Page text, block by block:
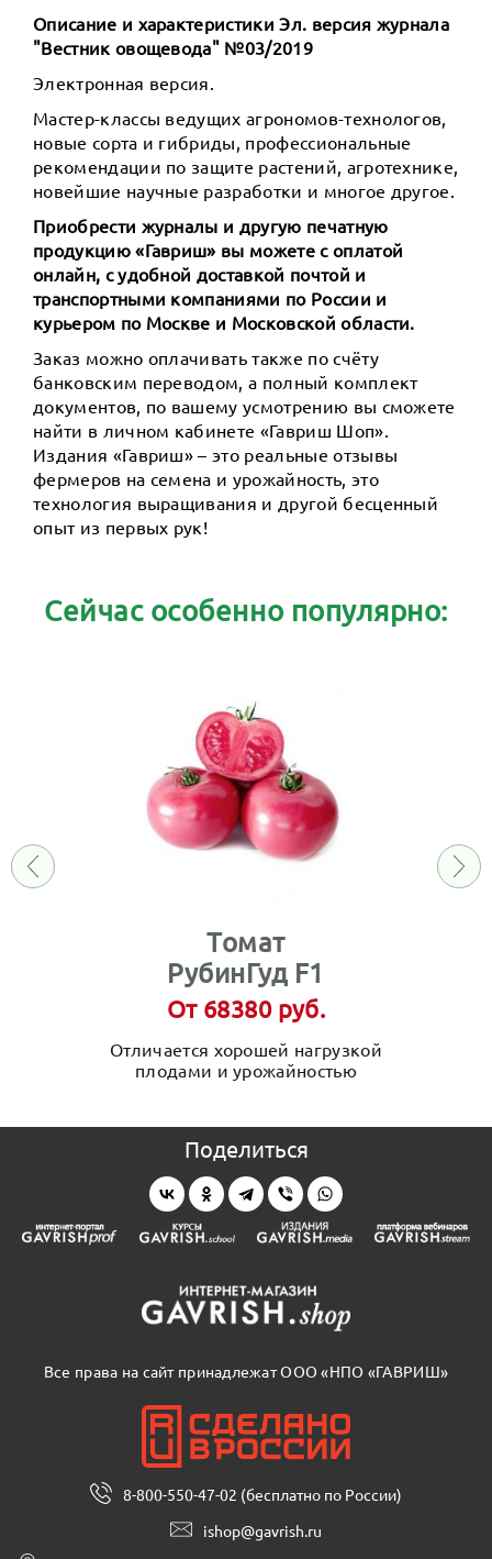
Описание и характеристики Эл. версия журнала
"Вестник овощевода" №03/2019
Электронная версия.
Мастер-классы ведущих агрономов-технологов,
новые сорта и гибриды, профессиональные
рекомендации по защите растений, агротехнике,
новейшие научные разработки и многое другое.
Приобрести журналы и другую печатную
продукцию «Гавриш» вы можете с оплатой
онлайн, с удобной доставкой почтой и
транспортными компаниями по России и
курьером по Москве и Московской области.
Заказ можно оплачивать также по счёту
банковским переводом, а полный комплект
документов, по вашему усмотрению вы сможете
найти в личном кабинете «Гавриш Шоп».
Издания «Гавриш» – это реальные отзывы
фермеров на семена и урожайность, это
технология выращивания и другой бесценный
опыт из первых рук!
Сейчас особенно популярно:
Томат
РубинГуд F1
От 68380 руб.
Отличается хорошей нагрузкой
плодами и урожайностью
Поделиться
Все права на сайт принадлежат ООО «НПО «ГАВРИШ»
8-800-550-47-02 (бесплатно по России)
ishop@gavrish.ru